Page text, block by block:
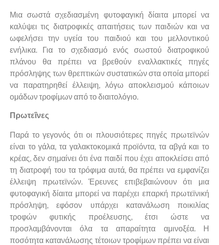
Μια σωστά σχεδιασμένη φυτοφαγική δίαιτα μπορεί να
καλύψει τις διατροφικές απαιτήσεις των παιδιών και να
ωφελήσει την υγεία του παιδιού και του μελλοντικού
ενήλικα. Για το σχεδιασμό ενός σωστού διατροφικού
πλάνου θα πρέπει να βρεθούν εναλλακτικές πηγές
πρόσληψης των θρεπτικών συστατικών στα οποία μπορεί
να παρατηρηθεί έλλειψη, λόγω αποκλεισμού κάποιων
ομάδων τροφίμων από το διαιτολόγιο.
Πρωτεΐνες
Παρά το γεγονός ότι οι πλουσιότερες πηγές πρωτεϊνών
είναι το γάλα, τα γαλακτοκομικά προϊόντα, τα αβγά και το
κρέας, δεν σημαίνει ότι ένα παιδί που έχει αποκλείσει από
τη διατροφή του τα τρόφιμα αυτά, θα πρέπει να εμφανίζει
έλλειψη πρωτεϊνών. Έρευνες επιβεβαιώνουν ότι μια
φυτοφαγική δίαιτα μπορεί να παρέχει επαρκή πρωτεϊνική
πρόσληψη, εφόσον υπάρχει κατανάλωση ποικιλίας
τροφών φυτικής προέλευσης, έτσι ώστε να
προσλαμβάνονται όλα τα απαραίτητα αμινοξέα. Η
ποσότητα κατανάλωσης τέτοιων τροφίμων πρέπει να είναι